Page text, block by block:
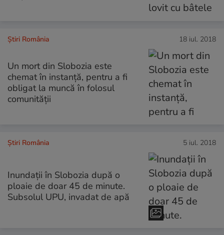
Știri România 18 iul. 2018
Un mort din Slobozia este
chemat în instanță, pentru a fi
obligat la muncă în folosul
comunității
Știri România 5 iul. 2018
Inundații în Slobozia după o
ploaie de doar 45 de minute.
Subsolul UPU, invadat de apă